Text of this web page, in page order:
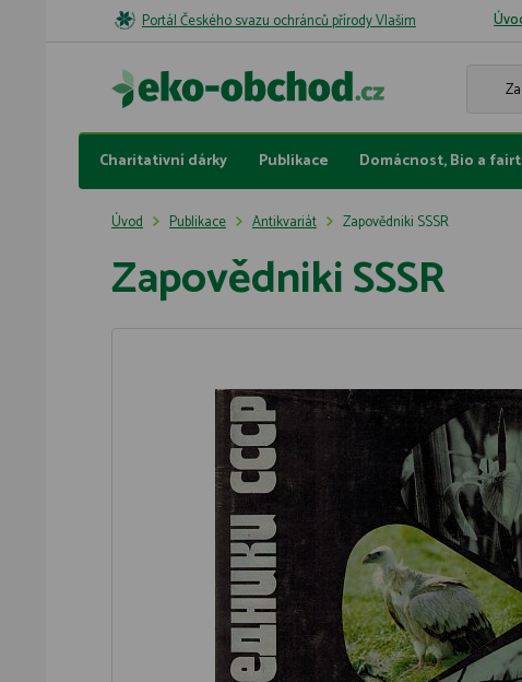
Portál Českého svazu ochránců přírody Vlašim
Charitativní dárky Publikace Domácnost, Bio a
Úvod Publikace Antikvariát Zapovědniki SSSR
Zapovědniki SSSR